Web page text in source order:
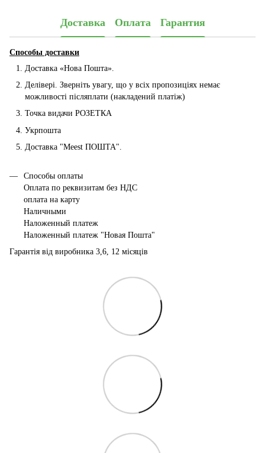
Доставка Оплата Гарантия
Способы доставки
Доставка «Нова Пошта».
Делівері. Зверніть увагу, що у всіх пропозиціях немає
можливості післяплати (накладений платіж)
Точка видачи РОЗЕТКА
Укрпошта
Доставка "Мeest ПОШТА".
Способы оплаты
Оплата по реквизитам без НДС
оплата на карту
Наличными
Наложенный платеж
Наложенный платеж "Новая Пошта"
Гарантія від виробника 3,6, 12 місяців